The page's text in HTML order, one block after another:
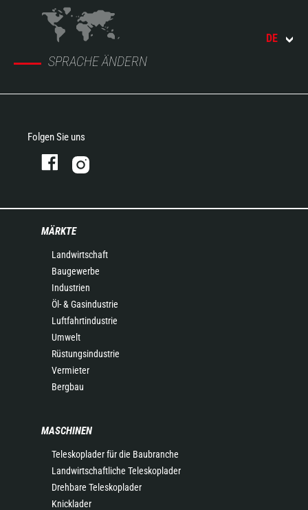
SPRACHE ÄNDERN
DE
Folgen Sie uns
MÄRKTE
Landwirtschaft
Baugewerbe
Industrien
Öl- & Gasindustrie
Luftfahrtindustrie
Umwelt
Rüstungsindustrie
Vermieter
Bergbau
MASCHINEN
Teleskoplader für die Baubranche
Landwirtschaftliche Teleskoplader
Drehbare Teleskoplader
Knicklader